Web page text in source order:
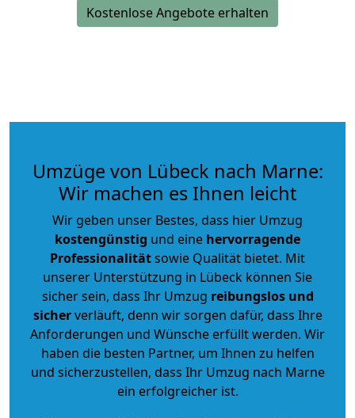
Kostenlose Angebote erhalten
Umzüge von Lübeck nach Marne:
Wir machen es Ihnen leicht
Wir geben unser Bestes, dass hier Umzug
kostengünstig und eine hervorragende
Professionalitätsowie Qualität bietet. Mit
unserer Unterstützung in Lübeck können Sie
sicher sein, dass Ihr Umzug reibungslos und
sicherverläuft, denn wir sorgen dafür, dass Ihre
Anforderungen und Wünsche erfüllt werden. Wir
haben die besten Partner, um Ihnen zu helfen
und sicherzustellen, dass Ihr Umzug nach Marne
ein erfolgreicher ist.